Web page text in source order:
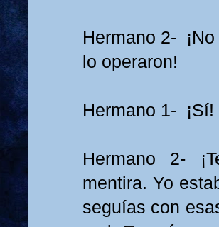
Hermano 2-
lo operaron!
Hermano 1- ¡Sí!
Hermano 2-
mentira. Yo
seguías con